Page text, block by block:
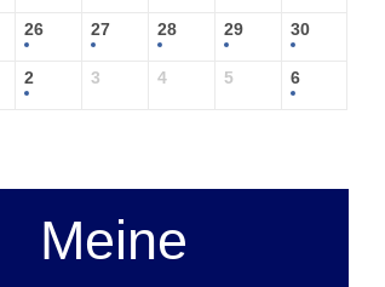
26 27 28 29 30
2 3 4 5 6
Meine